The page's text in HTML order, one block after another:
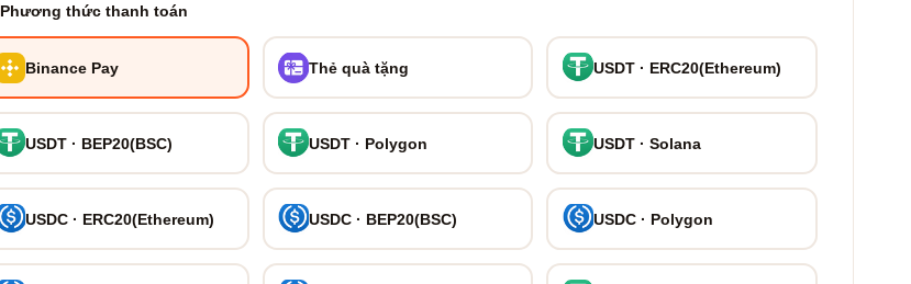
Phương thức thanh toán
Binance Pay Thẻ quà tặng USDT · ERC20(Ethereum)
USDT · BEP20(BSC) USDT · Polygon USDT · Solana
USDC · ERC20(Ethereum) USDC · BEP20(BSC) USDC · Polygon